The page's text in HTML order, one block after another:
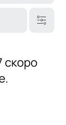
скоро